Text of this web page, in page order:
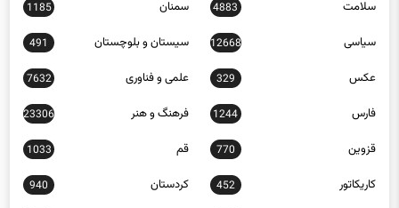
سیاسی 12668 سیستان و بلوچستان 491
عکس 329 علمی و فناوری 7632
فارس 1244 فرهنگ و هنر 23306
قزوین 770 قم 1033
کاریکاتور 452 کردستان 940
کرمان 1877 کرمانشاه 1232